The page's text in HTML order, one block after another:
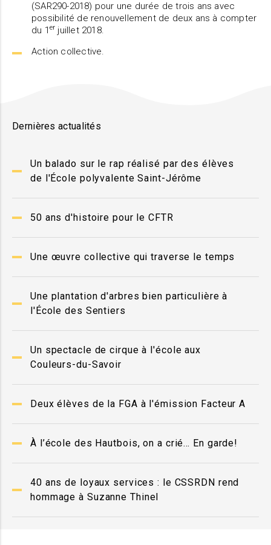
Dernières actualités
Un balado sur le rap réalisé par des élèves
de l'École polyvalente Saint-Jérôme
50 ans d'histoire pour le CFTR
Une œuvre collective qui traverse le temps
Une plantation d'arbres bien particulière à
l'École des Sentiers
Un spectacle de cirque à l'école aux
Couleurs-du-Savoir
Deux élèves de la FGA à l'émission Facteur A
À l’école des Hautbois, on a crié… En garde!
40 ans de loyaux services : le CSSRDN rend
hommage à Suzanne Thinel
(SAR290-2018) pour une durée de trois ans avec
possibilité de renouvellement de deux ans à compter
du 1 er juillet 2018.
Action collective.